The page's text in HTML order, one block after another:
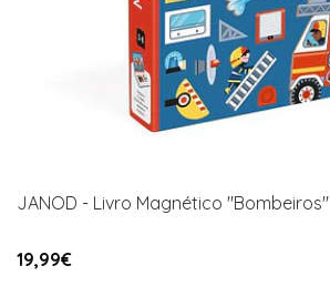
JANOD - Livro Magnético "Bombeiros"
19,99€